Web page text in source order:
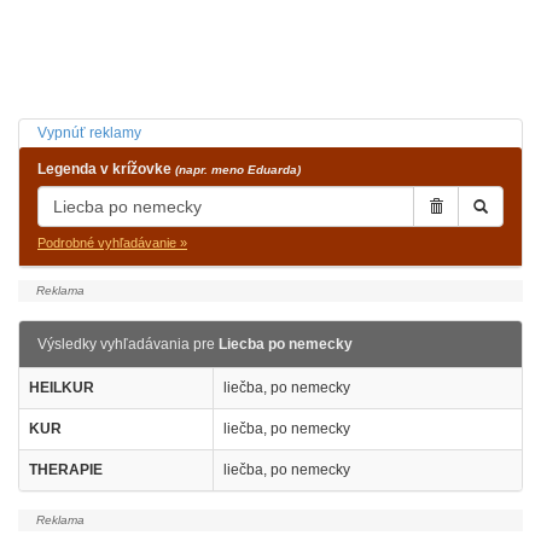
Vypnúť reklamy
Legenda v krížovke (napr. meno Eduarda)
Podrobné vyhľadávanie »
Výsledky vyhľadávania pre Liecba po nemecky
HEILKUR liečba, po nemecky
KUR liečba, po nemecky
THERAPIE liečba, po nemecky